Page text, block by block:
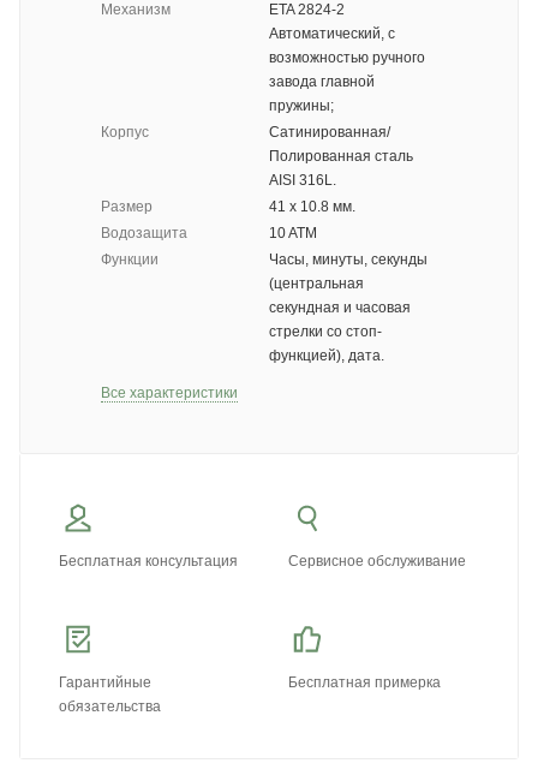
Механизм
ETA 2824-2
Автоматический, с
возможностью ручного
завода главной
пружины;
Корпус
Сатинированная/
Полированная сталь
AISI 316L.
Размер
41 х 10.8 мм.
Водозащита
10 ATM
Функции
Часы, минуты, секунды
(центральная
секундная и часовая
стрелки со стоп-
функцией), дата.
Все характеристики
Бесплатная консультация Сервисное обслуживание
Гарантийные
обязательства
Бесплатная примерка